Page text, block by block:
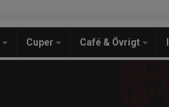
Cuper Café & Övrigt